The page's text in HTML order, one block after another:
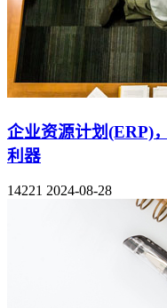
企业资源计划(ERP)
利器
14221 2024-08-28